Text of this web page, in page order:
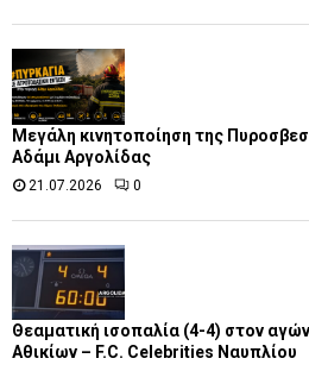
Μεγάλη κινητοποίηση της
Αδάμι Αργολίδας
21.07.2026 0
Θεαματική ισοπαλία (4-4) στον
Αθικίων – F.C. Celebrities Ναυπλίου